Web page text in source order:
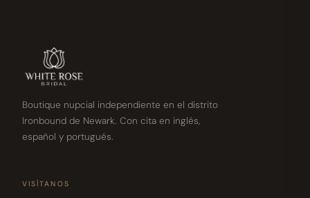
Boutique nupcial independiente en el distrito
Ironbound de Newark. Con cita en inglés,
español y portugués.
VISÍTANOS